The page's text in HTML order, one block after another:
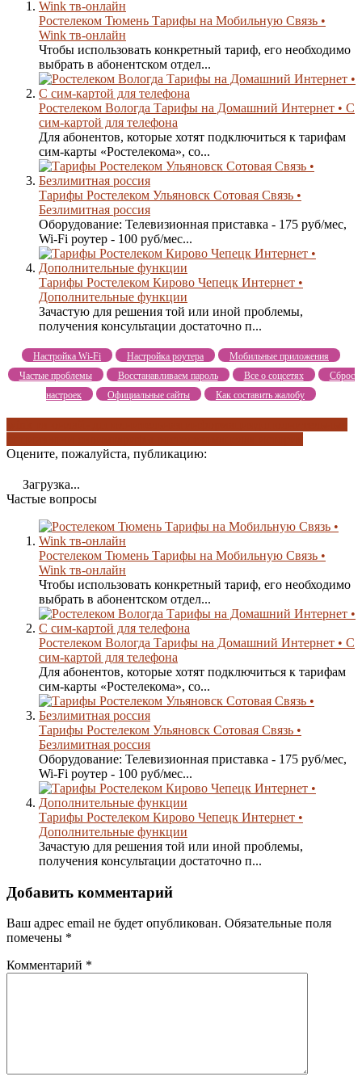
Ростелеком Тюмень Тарифы на Мобильную Связь •
Wink тв-онлайн
Чтобы использовать конкретный тариф, его необходимо
выбрать в абонентском отдел...
Ростелеком Вологда Тарифы на Домашний Интернет • С
сим-картой для телефона
Для абонентов, которые хотят подключиться к тарифам
сим-карты «Ростелекома», со...
Тарифы Ростелеком Ульяновск Сотовая Связь •
Безлимитная россия
Оборудование: Телевизионная приставка - 175 руб/мес,
Wi-Fi роутер - 100 руб/мес...
Тарифы Ростелеком Кирово Чепецк Интернет •
Дополнительные функции
Зачастую для решения той или иной проблемы,
получения консультации достаточно п...
Настройка Wi-Fi Настройка роутера
Мобильные приложения
Частые проблемы
Восстанавливаем пароль Все о соцсетях
Сброс
настроек
Официальные сайты Как составить жалобу
Оцените, пожалуйста, публикацию:
Загрузка...
Частые вопросы
Ростелеком Тюмень Тарифы на Мобильную Связь •
Wink тв-онлайн
Чтобы использовать конкретный тариф, его необходимо
выбрать в абонентском отдел...
Ростелеком Вологда Тарифы на Домашний Интернет • С
сим-картой для телефона
Для абонентов, которые хотят подключиться к тарифам
сим-карты «Ростелекома», со...
Тарифы Ростелеком Ульяновск Сотовая Связь •
Безлимитная россия
Оборудование: Телевизионная приставка - 175 руб/мес,
Wi-Fi роутер - 100 руб/мес...
Тарифы Ростелеком Кирово Чепецк Интернет •
Дополнительные функции
Зачастую для решения той или иной проблемы,
получения консультации достаточно п...
Добавить комментарий
Ваш адрес email не будет опубликован. Обязательные поля
помечены *
Комментарий *